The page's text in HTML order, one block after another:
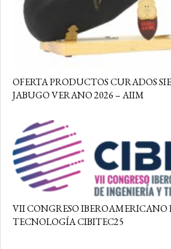
OFERTA PRODUCTOS CURADOS
JABUGO VERANO 2026 – AIIM
VII CONGRESO IBEROAMERICANO
TECNOLOGÍA CIBITEC25